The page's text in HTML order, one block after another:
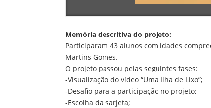
Memória descritiva do projeto:
Participaram 43 alunos com idades
Martins Gomes.
O projeto passou pelas seguintes fases:
-Visualização do vídeo “Uma Ilha de Lixo”;
-Desafio para a participação no projeto;
-Escolha da sarjeta;